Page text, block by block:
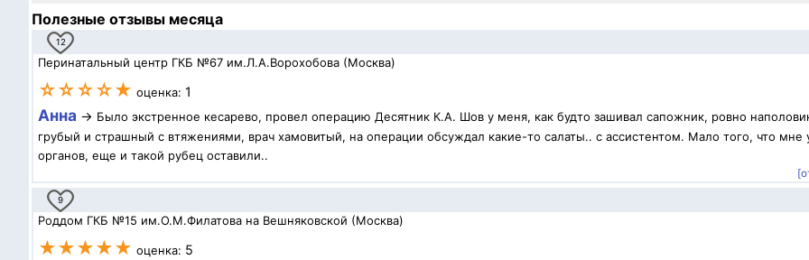
Полезные отзывы месяца
12
Перинатальный центр ГКБ №67 им.Л.А.Ворохобова (Москва)
☆☆☆☆★ оценка: 1
Анна → Было экстренное кесарево, провел операцию Десятник К.А. Шов у меня, как будто зашивал сапожник, ровно
грубый и страшный с втяжениями, врач хамовитый, на операции обсуждал какие-то салаты.. с ассистентом. Мало того, что мне
органов, еще и такой рубец оставили..
9
Роддом ГКБ №15 им.О.М.Филатова на Вешняковской (Москва)
★★★★★ оценка: 5